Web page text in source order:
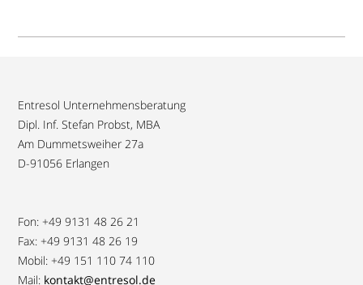
Entresol Unternehmensberatung
Dipl. Inf. Stefan Probst, MBA
Am Dummetsweiher 27a
D-91056 Erlangen
Fon: +49 9131 48 26 21
Fax: +49 9131 48 26 19
Mobil: +49 151 110 74 110
Mail: kontakt@entresol.de